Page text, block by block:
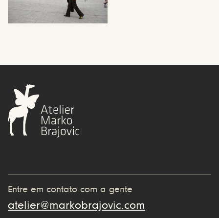
Entre em contato com a gente
atelier@markobrajovic.com